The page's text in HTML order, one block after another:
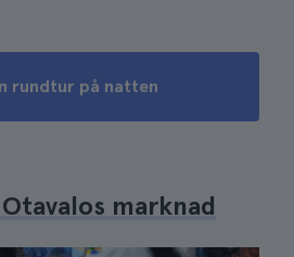
rundtur på natten
marknad